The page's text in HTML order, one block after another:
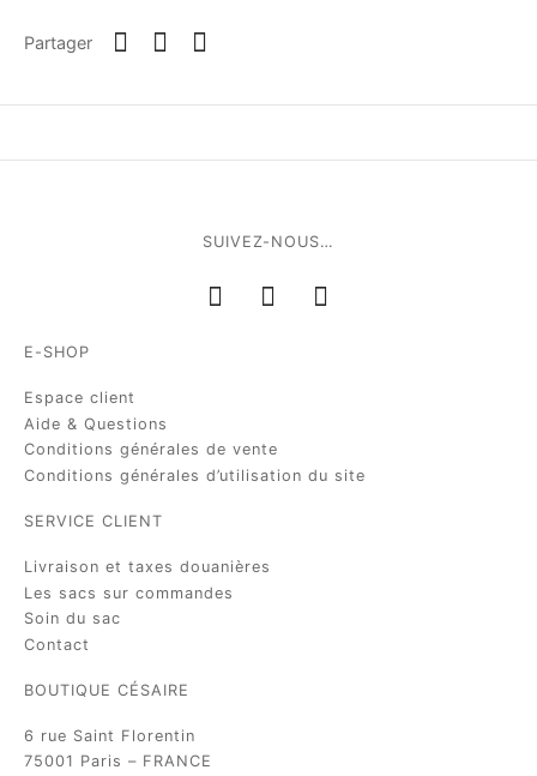
Partager
SUIVEZ-NOUS…
E-SHOP
Espace client
Aide & Questions
Conditions générales de vente
Conditions générales d’utilisation du site
SERVICE CLIENT
Livraison et taxes douanières
Les sacs sur commandes
Soin du sac
Contact
BOUTIQUE CÉSAIRE
6 rue Saint Florentin
75001 Paris – FRANCE